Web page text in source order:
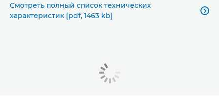
Смотреть полный список технических
характеристик [pdf, 1463 kb]
